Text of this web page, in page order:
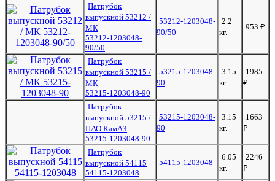
Патрубок
выпускной 53212 /
МК
53212-1203048-
90/50
53212-1203048-
90/50
2.2
кг.
953 ₽
Патрубок
выпускной 53215 /
МК
53215-1203048-90
53215-1203048-
90
3.15
кг.
1985
₽
Патрубок
выпускной 53215 /
ПАО КамАЗ
53215-1203048-90
53215-1203048-
90
3.15
кг.
1663
₽
Патрубок
выпускной 54115
54115-1203048
54115-1203048
6.05
кг.
2246
₽